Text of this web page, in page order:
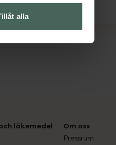
alla
läkemedel Om oss
Pressrum